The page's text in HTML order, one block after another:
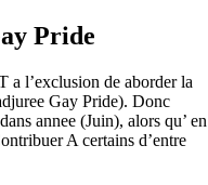
Pride
a l’exclusion de aborder la
Gay Pride). Donc
annee (Juin), alors qu’ en
A certains d’entre